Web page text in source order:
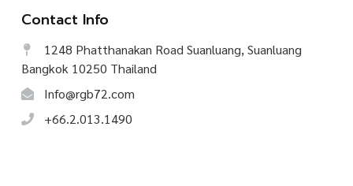
Contact Info
1248 Phatthanakan Road Suanluang, Suanluang
Bangkok 10250 Thailand
Info@rgb72.com
+66.2.013.1490